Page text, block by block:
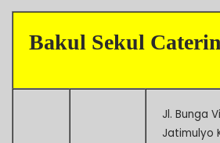
Bakul Sekul
Jl. Bunga
Jatimulyo